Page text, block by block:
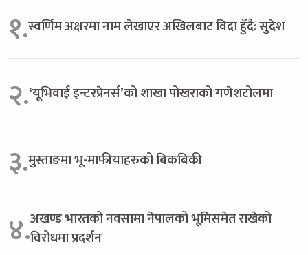
१.स्वर्णिम अक्षरमा नाम लेखाएर अखिलबाट विदा हुँदै: सुदेश
२.‘यूभिवाई इन्टरप्रेनर्स’को शाखा पोखराको गणेशटोलमा
३.मुस्ताङमा भू-माफीयाहरुको बिकबिकी
४.अखण्ड भारतको नक्सामा नेपालको भूमिसमेत राखेको
विरोधमा प्रदर्शन